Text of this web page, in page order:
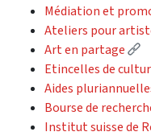
Médiation et
Ateliers pour
Art en partage
Etincelles de
Aides
Bourse de
Institut suisse de